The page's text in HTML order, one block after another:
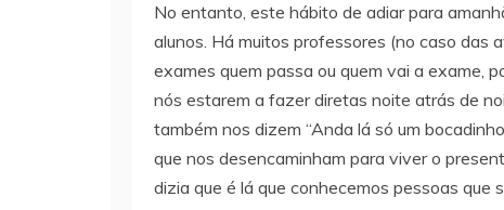
No entanto, este hábito de adiar para
alunos. Há muitos professores (no caso das
exames quem passa ou quem vai a exame,
nós estarem a fazer diretas noite atrás de
também nos dizem “Anda lá só um
que nos desencaminham para viver o
dizia que é lá que conhecemos pessoas que